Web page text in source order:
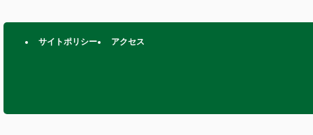
サイトポリシー アクセス